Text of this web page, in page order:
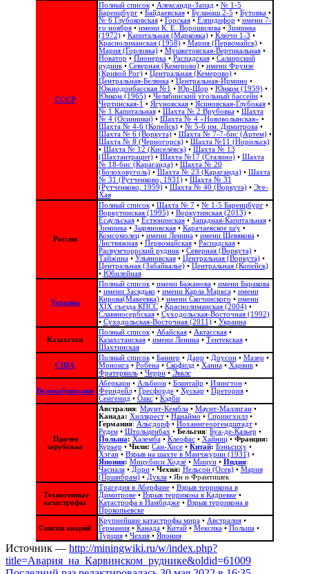
СССР
Полный список• Александр-Запад • № 1-5
Баренцбург• Байдаевская• Буланаш 2-5 • Бутовка•
№ 6 Глубоковская• Горская• Елпидифор • имени 7-
го ноября• имени К. Е. Ворошилова• Зиминка
(1972)• Капитальная (Марковка)• Ключи 1-3 •
Краснолиманская (1958)• Мария (Первомайск)•
Мария (Горловка)• Мушкетовская-Вертикальная•
Новатор • Пионерка• Распадская• Салаирский
рудник• Северная (Кемерово)• имени Фрунзе
(Кривой Рог)• Центральная (Кемерово)•
Центральная-Белянка• Центральная-Ирмино •
Южнодонбасская №1 • Юр-Шор • Юнком (1959)•
Юнком (1965)• Челябинский угольный бассейн•
Чертинская-1 • Ягуновская• Ясиновская-Глубокая•
№ 1 Капитальная• Шахта № 2 Врубовка• Шахта
№ 4 (Осинники)• Шахта № 4 «Нововолынская» •
Шахта № 4-6 (Копейск)• № 5-6 им. Димитрова•
Шахта № 6 (Воркута)• Шахта № 7-7-бис (Артем)•
Шахта № 8 (Черногорск)• Шахта №11 (Норильск)
• Шахта № 12 (Киселёвск)• Шахта № 13
(Шахтантрацит)• Шахта №17 (Сталино)• Шахта
№ 18-бис (Караганда)• Шахта № 20
(Болоховуголь)‎• Шахта № 23 (Караганда)• Шахта
№ 31 (Рутченково, 1931)• Шахта № 31
(Рутченково, 1959)• Шахта № 40 (Воркута)• Эге-
Хая
Россия
Полный список• Шахта № 7• № 1-5 Баренцбург•
Воркутинская (1995)• Воркутинская (2013)•
Есаульская• Естюнинская• Западная-Капитальная•
Зиминка• Зыряновская• Карачаевское ш/у•
Комсомолец• имени Ленина• имени Шевякова•
Листвяжная• Первомайская• Распадская•
Расвумчоррский рудник• Северная (Воркута)•
Тайжина• Ульяновская• Центральная (Воркута)•
Центральная (Забайкалье)• Центральная (Копейск)
• Юбилейная
Украина
Полный список• имени Бажанова• имени Баракова
• имени Засядько • имени Карла Маркса• имени
Кирова(Макеевка)• имени Скочинского • имени
ХІХ съезда КПСС• Краснолиманская (2004)•
Славяносербская• Суходольская-Восточная (1992)
• Суходольская-Восточная (2011)• Украина
Казахстан
Полный список• Абайская• Актасская•
Казахстанская• имени Ленина• Тентекская•
Шахтинская
США
Полный список• Баннер • Дарр • Доусон• Мазер •
Мононга• Робена• Скофилд • Ханна• Харвик•
Фратервиль• Черри• Экклс
Великобритания
Аберкарн• Альбион‎• Блантайр • Изингтон•
Ферндейл• Гресфорде• Хускар • Претория•
Сенгенид • Оакс• Кэдби
Прочее
зарубежье
Австралия: Маунт-Кембла• Маунт-Маллиган•
Канада: Хиллкрест• Нанаймо • Спрингхилл•
Германия: Альсдорф• Йоханнгеоргендштадт•
Реден• Штольценбах • Бельгия: Буа-де-Казьер •
Польша: Халемба• Клеофас• Хайниц• Франция:
Курьер • Чили: Сан-Хосе• Китай: Бэньсиху•
Хэган• Взрыв на шахте в Манчжурии (1931)•
Япония: Мицубиси Ходзё• Мицуи• Индия:
Часнала• Дори• Чехия: Нельсон (Осек)• Мария
(Пршибрам)• Дукла• Ян и Франтишек
Техногенные
катастрофы
Трагедия в Аберфане• Взрыв террикона в
Димитрове• Взрыв террикона в Кадиевке•
Катастрофа в Намбидже• Взрыв террикона в
Прокопьевске
Списки аварий
Крупнейшие катастрофы мира• Австралия•
Германия• Канада• Китай• Мексика• Польша•
Турция• Чехия• Япония
Источник — http://miningwiki.ru/w/index.php?
title=Авария_на_Карвинском_руднике&oldid=61009